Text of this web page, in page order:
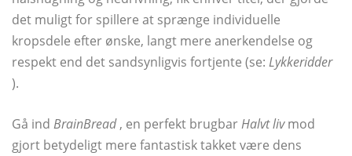
det muligt for spillere at sprænge individuelle
kropsdele efter ønske, langt mere anerkendelse og
respekt end det sandsynligvis fortjente (se: Lykkeridder
).
Gå ind BrainBread, en perfekt brugbarHalvt livmod
gjort betydeligt mere fantastisk takket være dens